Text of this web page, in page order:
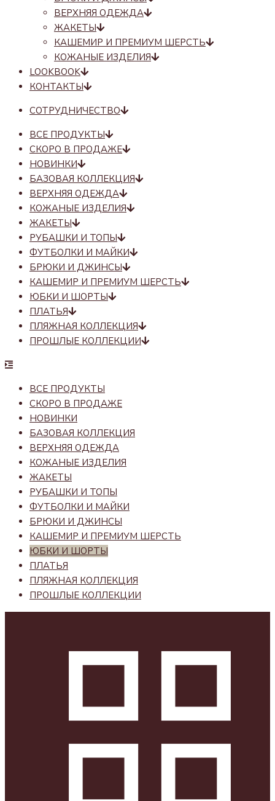
ВЕРХНЯЯ ОДЕЖДА
ЖАКЕТЫ
КАШЕМИР И ПРЕМИУМ ШЕРСТЬ
КОЖАНЫЕ ИЗДЕЛИЯ
LOOKBOOK
КОНТАКТЫ
СОТРУДНИЧЕСТВО
ВСЕ ПРОДУКТЫ
СКОРО В ПРОДАЖЕ
НОВИНКИ
БАЗОВАЯ КОЛЛЕКЦИЯ
ВЕРХНЯЯ ОДЕЖДА
КОЖАНЫЕ ИЗДЕЛИЯ
ЖАКЕТЫ
РУБАШКИ И ТОПЫ
ФУТБОЛКИ И МАЙКИ
БРЮКИ И ДЖИНСЫ
КАШЕМИР И ПРЕМИУМ ШЕРСТЬ
ЮБКИ И ШОРТЫ
ПЛАТЬЯ
ПЛЯЖНАЯ КОЛЛЕКЦИЯ
ПРОШЛЫЕ КОЛЛЕКЦИИ
ВСЕ ПРОДУКТЫ
СКОРО В ПРОДАЖЕ
НОВИНКИ
БАЗОВАЯ КОЛЛЕКЦИЯ
ВЕРХНЯЯ ОДЕЖДА
КОЖАНЫЕ ИЗДЕЛИЯ
ЖАКЕТЫ
РУБАШКИ И ТОПЫ
ФУТБОЛКИ И МАЙКИ
БРЮКИ И ДЖИНСЫ
КАШЕМИР И ПРЕМИУМ ШЕРСТЬ
ЮБКИ И ШОРТЫ
ПЛАТЬЯ
ПЛЯЖНАЯ КОЛЛЕКЦИЯ
ПРОШЛЫЕ КОЛЛЕКЦИИ